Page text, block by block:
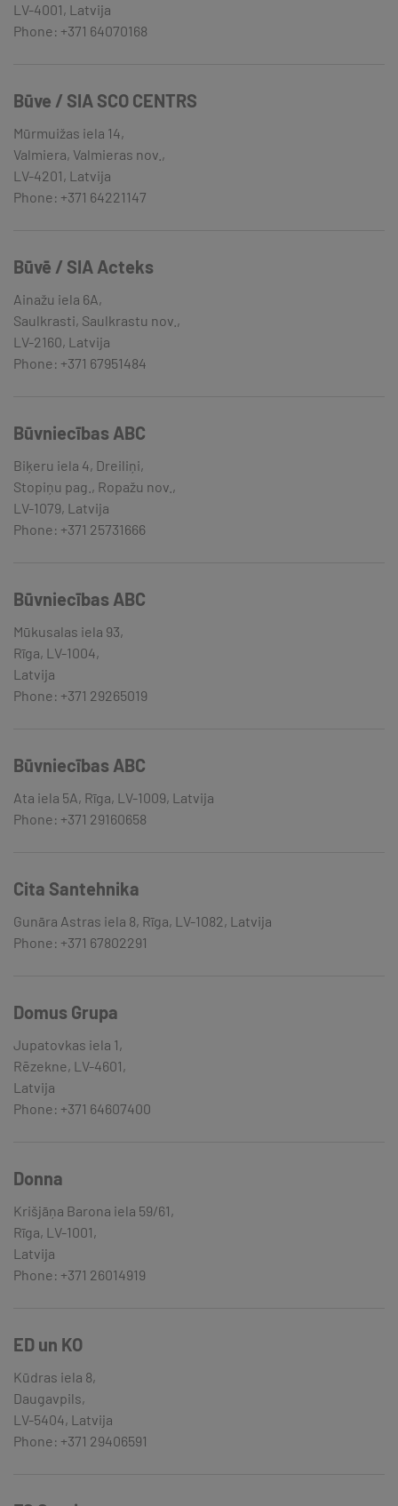
LV-4001, Latvija
Phone: +371 64070168
Būve / SIA SCO CENTRS
Mūrmuižas iela 14,
Valmiera, Valmieras nov.,
LV-4201, Latvija
Phone: +371 64221147
Būvē / SIA Acteks
Ainažu iela 6A,
Saulkrasti, Saulkrastu nov.,
LV-2160, Latvija
Phone: +371 67951484
Būvniecības ABC
Biķeru iela 4, Dreiliņi,
Stopiņu pag., Ropažu nov.,
LV-1079, Latvija
Phone: +371 25731666
Būvniecības ABC
Mūkusalas iela 93,
Rīga, LV-1004,
Latvija
Phone: +371 29265019
Būvniecības ABC
Ata iela 5A, Rīga, LV-1009, Latvija
Phone: +371 29160658
Cita Santehnika
Gunāra Astras iela 8, Rīga, LV-1082, Latvija
Phone: +371 67802291
Domus Grupa
Jupatovkas iela 1,
Rēzekne, LV-4601,
Latvija
Phone: +371 64607400
Donna
Krišjāņa Barona iela 59/61,
Rīga, LV-1001,
Latvija
Phone: +371 26014919
ED un KO
Kūdras iela 8,
Daugavpils,
LV-5404, Latvija
Phone: +371 29406591